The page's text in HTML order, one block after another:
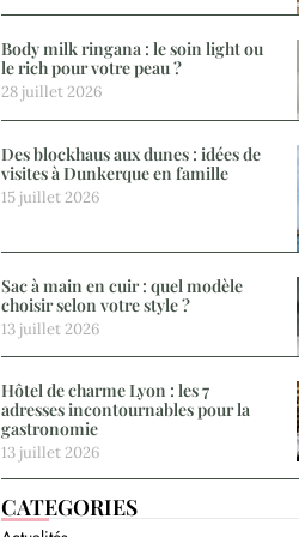
Body milk ringana : le soin light ou
le rich pour votre peau ?
28 juillet 2026
Des blockhaus aux dunes : idées de
visites à Dunkerque en famille
15 juillet 2026
Sac à main en cuir : quel modèle
choisir selon votre style ?
13 juillet 2026
Hôtel de charme Lyon : les 7
adresses incontournables pour la
gastronomie
13 juillet 2026
CATEGORIES